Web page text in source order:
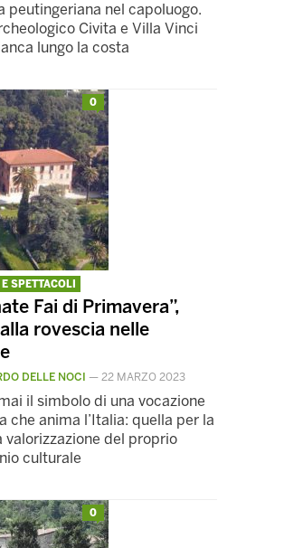
peutingeriana nel capoluogo.
Civita e Villa Vinci
lungo la costa
0
SPETTACOLI
Fai di Primavera”,
rovescia nelle
DELLE NOCI — 22 MARZO 2023
il simbolo di una vocazione
che anima l’Italia: quella per la
valorizzazione del proprio
culturale
0